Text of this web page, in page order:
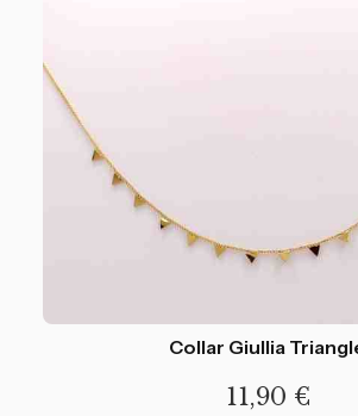
Collar Giullia
11,90 €